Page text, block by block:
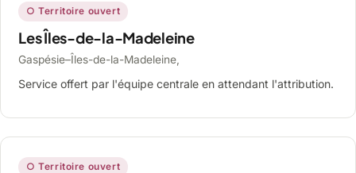
○ Territoire ouvert
Les Îles-de-la-Madeleine
Gaspésie–Îles-de-la-Madeleine,
Service offert par l'équipe centrale en attendant l'attribution.
○ Territoire ouvert